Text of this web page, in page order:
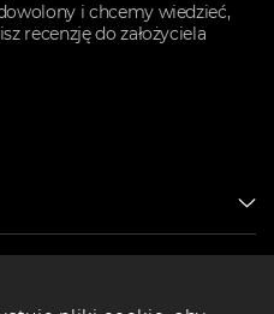
i chcemy wiedzieć,
recenzję do założyciela